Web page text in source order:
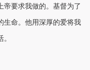
要求我做的。基督为了
生命。他用深厚的爱将我